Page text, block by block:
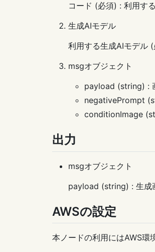
コード (必須) : 利用す
生成AIモデル
利用する生成AIモデル
msgオブジェクト
payload (string) :
negativePrompt
conditionImage
出力
msgオブジェクト
payload (string) : 生成
AWSの設定
本ノードの利用にはAWS環